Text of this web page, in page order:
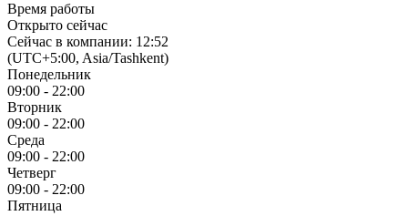
Время работы
Открыто сейчас
Сейчас в компании: 12:52
(UTC+5:00, Asia/Tashkent)
Понедельник
09:00 - 22:00
Вторник
09:00 - 22:00
Среда
09:00 - 22:00
Четверг
09:00 - 22:00
Пятница